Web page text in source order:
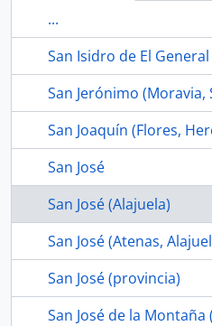
...
San Jerónimo (Moravia,
San Joaquín (Flores,
San José
San José (Alajuela)
San José (Atenas,
San José (provincia)
San José de la Montaña